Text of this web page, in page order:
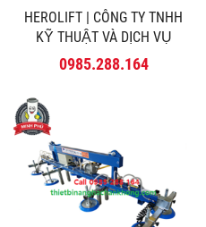
HEROLIFT | CÔNG TY TNHH
KỸ THUẬT VÀ DỊCH VỤ
MINH PHÚ
0985.288.164